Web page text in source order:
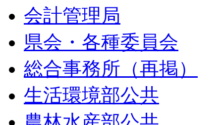
会計管理局
県会・各種委員会
総合事務所（再掲）
生活環境部公共